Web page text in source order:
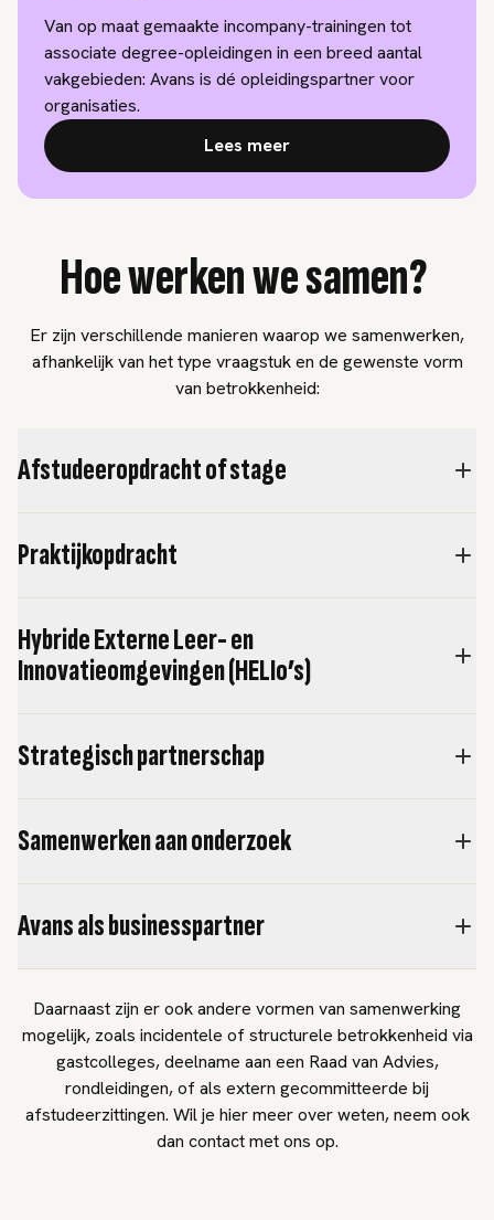
Van op maat gemaakte incompany-trainingen tot
associate degree-opleidingen in een breed aantal
vakgebieden: Avans is dé opleidingspartner voor
organisaties.
Lees meer
Hoe werken we samen?
Er zijn verschillende manieren waarop we samenwerken,
afhankelijk van het type vraagstuk en de gewenste vorm
van betrokkenheid:
Afstudeeropdracht of stage
Praktijkopdracht
Hybride Externe Leer- en
Innovatieomgevingen (HELIo’s)
Strategisch partnerschap
Samenwerken aan onderzoek
Avans als businesspartner
Daarnaast zijn er ook andere vormen van samenwerking
mogelijk, zoals incidentele of structurele betrokkenheid via
gastcolleges, deelname aan een Raad van Advies,
rondleidingen, of als extern gecommitteerde bij
afstudeerzittingen. Wil je hier meer over weten, neem ook
dan contact met ons op.